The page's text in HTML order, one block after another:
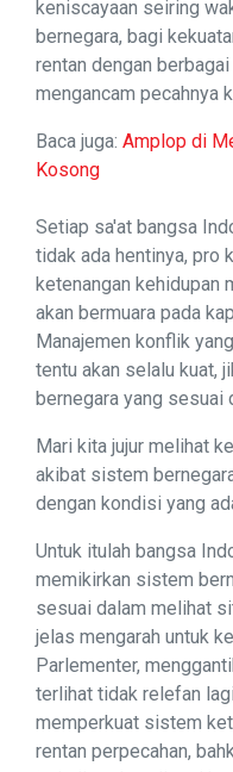
keniscayaan seiring
bernegara, bagi
rentan dengan
mengancam pecahnya
Baca juga: Amplop di
Kosong
Setiap sa'at bangsa
tidak ada hentinya, pro
ketenangan
akan bermuara pada
Manajemen konflik
tentu akan selalu kuat,
bernegara yang sesuai
Mari kita jujur melihat
akibat sistem
dengan kondisi yang
Untuk itulah bangsa
memikirkan sistem
sesuai dalam melihat
jelas mengarah untuk
Parlementer,
terlihat tidak relefan
memperkuat sistem
rentan perpecahan,